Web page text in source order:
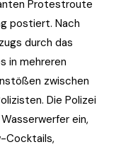
Protestroute
postiert. Nach
durch das
in mehreren
zwischen
Die Polizei
ein,
Cocktails,